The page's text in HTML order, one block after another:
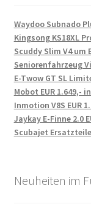
Waydoo Subnado
Kingsong KS18XL
Scuddy Slim V4 um
Seniorenfahrzeug
E-Twow GT SL
Mobot EUR 1.649,-
Inmotion V8S EUR
Jaykay E-Finne 2.0
Scubajet
Neuheiten im